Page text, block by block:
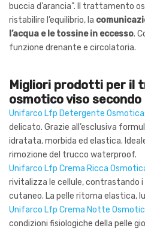
buccia d’arancia”. Il trattamento
ristabilire l’equilibrio, la
l’acqua e le tossine in eccesso.
funzione drenante e circolatoria.
Migliori prodotti per il
osmotico viso
Unifarco Lfp Detergente Osmotica:
delicato. Grazie all’esclusiva
idratata, morbida ed elastica.
rimozione del trucco waterproof.
Unifarco Lfp Crema Ricca
rivitalizza le cellule, contrastando i
cutaneo. La pelle ritorna elastica,
Unifarco Lfp Crema Notte
condizioni fisiologiche della pelle